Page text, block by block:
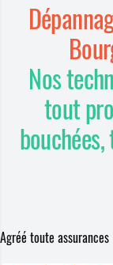
Nos
tout
Agréé toute assurances